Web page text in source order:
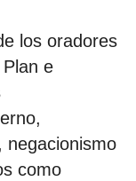
los oradores
e
negacionismo
como